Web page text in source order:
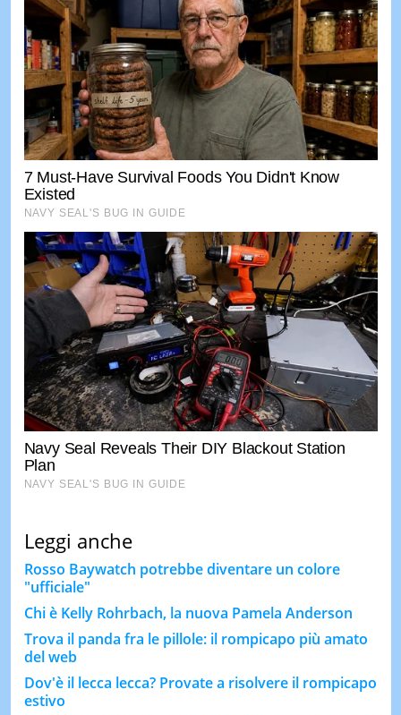
Leggi anche
Rosso Baywatch potrebbe diventare un colore
"ufficiale"
Chi è Kelly Rohrbach, la nuova Pamela Anderson
Trova il panda fra le pillole: il rompicapo più amato
del web
Dov'è il lecca lecca? Provate a risolvere il rompicapo
estivo